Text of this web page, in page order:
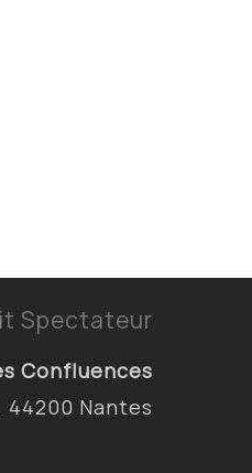
Spectateur
Confluences
44200 Nantes